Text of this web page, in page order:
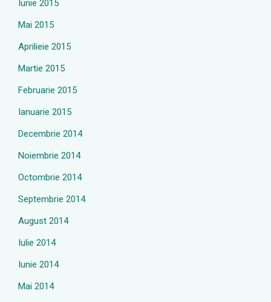
Iunie 2015
Mai 2015
Aprilieie 2015
Martie 2015
Februarie 2015
Ianuarie 2015
Decembrie 2014
Noiembrie 2014
Octombrie 2014
Septembrie 2014
August 2014
Iulie 2014
Iunie 2014
Mai 2014